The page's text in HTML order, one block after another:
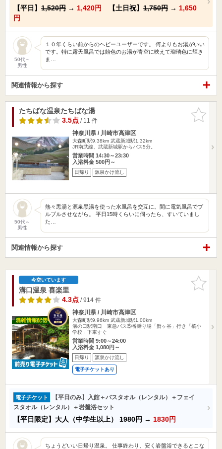
【平日】 1,520円 → 1,420円 【土日祝】 1,750円 → 1,650
円
50代～
男性
１０年くらい前からのヘビーユーザーです。 何よりもお湯がいい
です。特に露天風呂では飴色のお湯が青空に映えて瑠璃色に輝き
ま…
関連情報から探す
お気に入
りに追加
たちばな温泉たちばな湯
3.5点/ 11 件
神奈川県 / 川崎市高津区
大森町駅9.38km 武蔵新城駅1.32km
JR南武線、武蔵新城駅からバス5分。
営業時間 14:30～23:30
入浴料金 500円～
日帰り 源泉かけ流し
50代～
男性
熱々黒湯と源泉黒湯を使った水風呂を交互に。間に電気風呂でブ
ルブルさせながら。 平日15時くらいに伺ったら、すいていまし
た…
関連情報から探す
お気に入
りに追加
今空いています
溝口温泉 喜楽里
4.3点/ 914 件
神奈川県 / 川崎市高津区
大森町駅9.96km 武蔵新城駅1.00km
溝の口駅南口 東急バス⑤番乗り場「蟹ヶ谷」行き「橘小
学校」下車すぐ
営業時間 9:00～24:00
入浴料金 1,080円～
日帰り 源泉かけ流し
電子チケットあり
電子チケット
【平日のみ】入館＋バスタオル（レンタル）＋フェイ
スタオル（レンタル）＋岩盤浴セット
【平日限定】大人（中学生以上） 1980円 → 1830円
ちょうどいい日帰り温泉。 仕事終わり、安く岩盤浴できるとこな